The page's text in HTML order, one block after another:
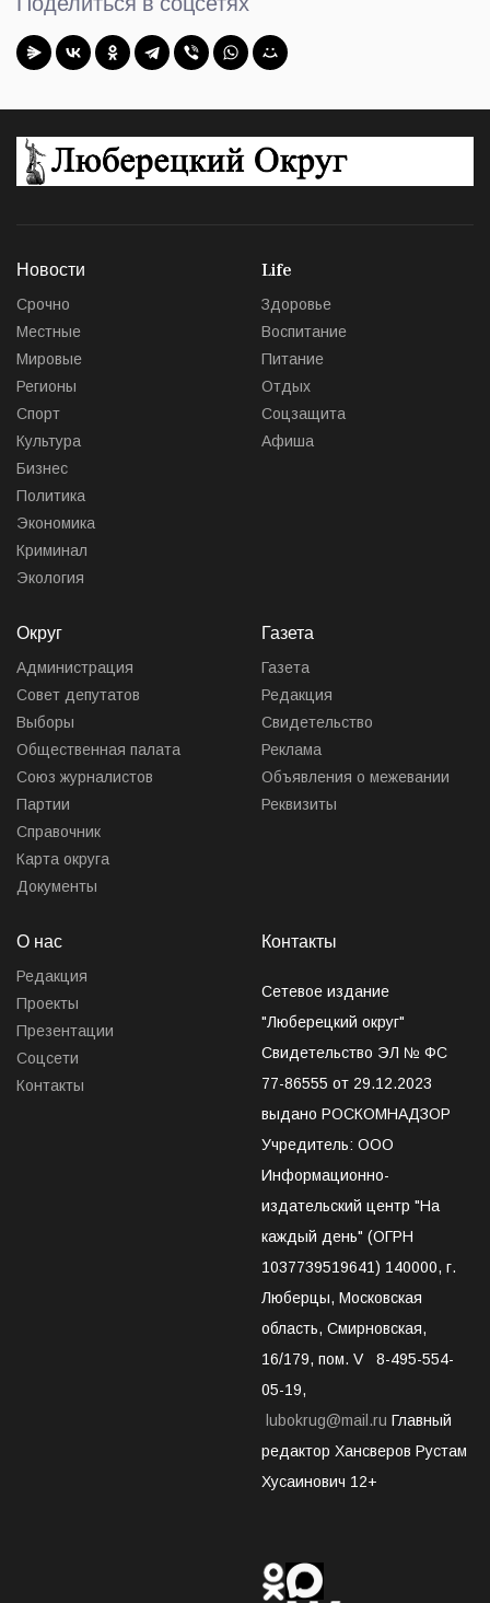
Новости
Срочно
Местные
Мировые
Регионы
Спорт
Культура
Бизнес
Политика
Экономика
Криминал
Экология
Life
Здоровье
Воспитание
Питание
Отдых
Соцзащита
Афиша
Округ
Администрация
Совет депутатов
Выборы
Общественная палата
Союз журналистов
Партии
Справочник
Карта округа
Документы
Газета
Газета
Редакция
Свидетельство
Реклама
Объявления о межевании
Реквизиты
О нас
Редакция
Проекты
Презентации
Соцсети
Контакты
Контакты
Сетевое издание
"Люберецкий округ"
Свидетельство ЭЛ № ФС
77-86555 от 29.12.2023
выдано РОСКОМНАДЗОР
Учредитель: ООО
Информационно-
издательский центр "На
каждый день" (ОГРН
1037739519641) 140000, г.
Люберцы, Московская
область, Смирновская,
16/179, пом. V 8-495-554-
05-19,
lubokrug@mail.ru Главный
редактор Хансверов Рустам
Хусаинович 12+